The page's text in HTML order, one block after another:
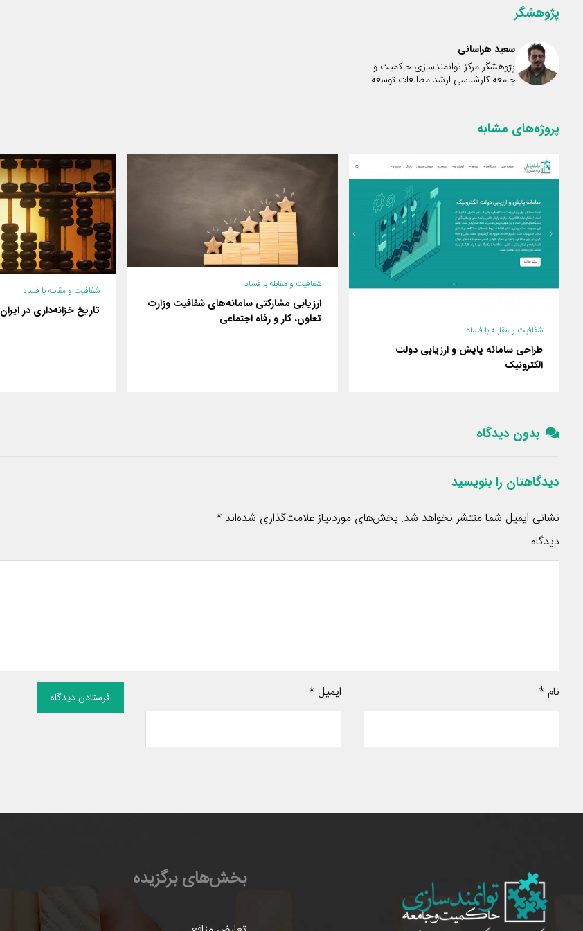
پژوهشگر
سعید هراسانی
پژوهشگر مرکز توانمندسازی حاکمیت و
جامعه کارشناسی ارشد مطالعات توسعه
پروژه‌های مشابه
شفافیت و مقابله با فساد
طراحی سامانه پایش و ارزیابی دولت
الکترونیک
شفافیت و مقابله با فساد
ارزیابی مشارکتی سامانه‌های شفافیت وزارت
تعاون، کار و رفاه اجتماعی
شفافیت و مقابله با فساد
تاریخ خزانه‌داری در ایران
بدون دیدگاه
دیدگاهتان را بنویسید
نشانی ایمیل شما منتشر نخواهد شد. بخش‌های موردنیاز علامت‌گذاری شده‌اند*
دیدگاه
نام* ایمیل* فرستادن دیدگاه
بخش‌های برگزیده